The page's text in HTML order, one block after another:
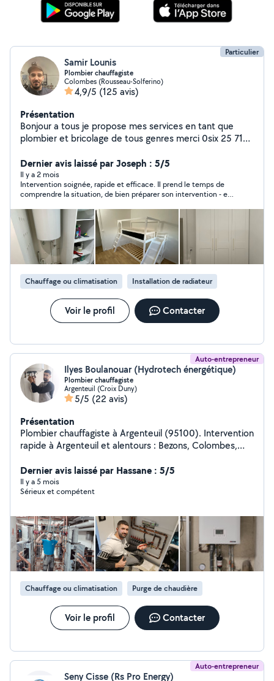
Particulier
Samir Lounis
Plombier chauffagiste
Colombes (Rousseau-Solferino)
4,9/5 (125 avis)
Présentation
Bonjour a tous je propose mes services en tant que
plombier et bricolage de tous genres merci 0six 25 71
Dernier avis laissé par Joseph : 5/5
Il y a 2 mois
Intervention soignée, rapide et efficace. Il prend le temps de
comprendre la situation, de bien préparer son intervention - et
Chauffage ou climatisation Installation de radiateur
Voir le profil Contacter
Auto-entrepreneur
Ilyes Boulanouar (Hydrotech énergétique)
Plombier chauffagiste
Argenteuil (Croix Duny)
5/5 (22 avis)
Présentation
Plombier chauffagiste à Argenteuil (95100). Intervention
rapide à Argenteuil et alentours : Bezons, Colombes,
chauffe-eau, robinetterie. Installation plomberie et
chauffage sanitaire. Disponible 7j/7 intervention le jour
Dernier avis laissé par Hassane : 5/5
Il y a 5 mois
Sérieux et compétent
Chauffage ou climatisation Purge de chaudière
Voir le profil Contacter
Auto-entrepreneur
Seny Cisse (Rs Pro Energy)